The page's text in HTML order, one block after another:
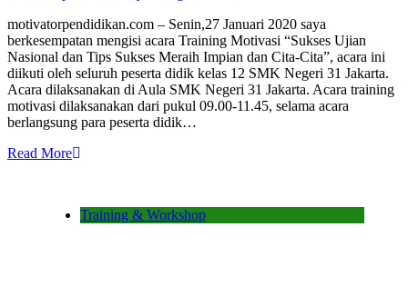
motivatorpendidikan.com – Senin,27 Januari 2020 saya
berkesempatan mengisi acara Training Motivasi “Sukses Ujian
Nasional dan Tips Sukses Meraih Impian dan Cita-Cita”, acara ini
diikuti oleh seluruh peserta didik kelas 12 SMK Negeri 31 Jakarta.
Acara dilaksanakan di Aula SMK Negeri 31 Jakarta. Acara training
motivasi dilaksanakan dari pukul 09.00-11.45, selama acara
berlangsung para peserta didik…
Read More
Training & Workshop